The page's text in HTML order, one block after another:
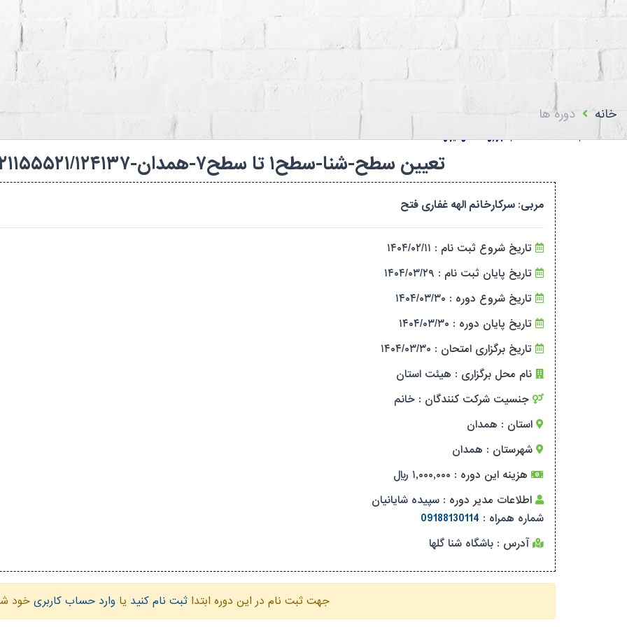
استعلام اعضا بیمه فدراسیون پزشکی سامانه باشگاه های شنا (استخرها) کانال روبیکا فدراسیون
خانه دوره ها
تعیین سطح-شنا-سطح۱ تا سطح۷-همدان-۱۴۰۴۲۱۱۵۵۵۲۱/۱۲۴۱۳۷-۱۴۰۴-بانوان
مربی: سرکارخانم الهه غفاری فتح
تاریخ شروع ثبت نام : ۱۴۰۴/۰۲/۱۱
تاریخ پایان ثبت نام : ۱۴۰۴/۰۳/۲۹
تاریخ شروع دوره : ۱۴۰۴/۰۳/۳۰
تاریخ پایان دوره : ۱۴۰۴/۰۳/۳۰
تاریخ برگزاری امتحان : ۱۴۰۴/۰۳/۳۰
نام محل برگزاری : هیئت استان
جنسیت شرکت کنندگان : خانم
استان : همدان
شهرستان : همدان
هزینه این دوره : ۱,۰۰۰,۰۰۰ ریال
اطلاعات مدیر دوره : سپیده شایانیان
شماره همراه : 09188130114
آدرس : باشگاه شنا گلها
جهت ثبت نام در این دوره ابتداثبت نام کنید یا وارد حساب کاربری خود